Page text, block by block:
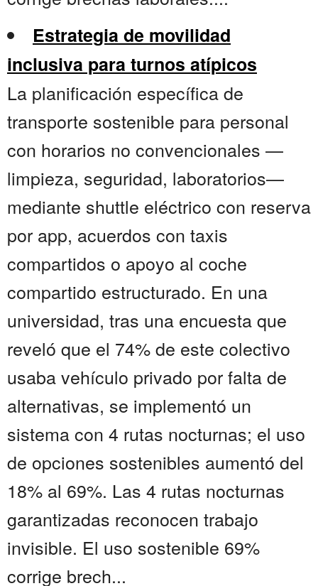
Estrategia de movilidad
inclusiva para turnos atípicos
La planificación específica de
transporte sostenible para personal
con horarios no convencionales —
limpieza, seguridad, laboratorios—
mediante shuttle eléctrico con reserva
por app, acuerdos con taxis
compartidos o apoyo al coche
compartido estructurado. En una
universidad, tras una encuesta que
reveló que el 74% de este colectivo
usaba vehículo privado por falta de
alternativas, se implementó un
sistema con 4 rutas nocturnas; el uso
de opciones sostenibles aumentó del
18% al 69%. Las 4 rutas nocturnas
garantizadas reconocen trabajo
invisible. El uso sostenible 69%
corrige brech...